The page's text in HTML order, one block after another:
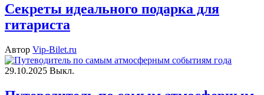
Секреты идеального подарка для
гитариста
Автор Vip-Bilet.ru
29.10.2025 Выкл.